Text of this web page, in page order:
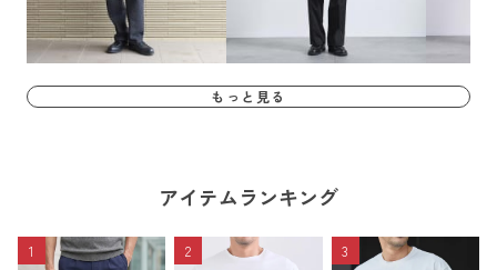
もっと見る
アイテムランキング
1 2 3